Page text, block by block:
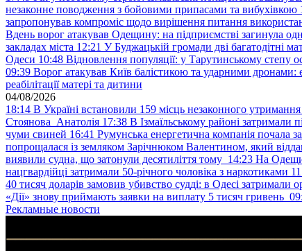
незаконне поводження з бойовими припасами та вибухівкою
запропонував компроміс щодо вирішення питання
Вдень ворог атакував Одещину: на підприємстві загинула
закладах міста 12:21 У Буджацькій громади дві багатодітні
Одеси 10:48 Відновлення популяції: у Тарутинському степу
09:39 Ворог атакував Київ балістикою та ударними дронами:
реабілітації матері та дитини
04/08/2026
18:14 В Україні встановили 159 місць незаконного
Стоянова Анатолія 17:38 В Ізмаїльському районі затримали
чуми свиней 16:41 Румунська енергетична компанія почала
попрощалася із земляком Зарічнюком Валентином, який
виявили судна, що затонули десятиліття тому 14:23 На
нацгвардійці затримали 50-річного чоловіка з наркотиками
40 тисяч доларів замовив убивство судді: в Одесі затримали
«Дії» знову приймають заявки на виплату 5 тисяч гривень
Рекламные новости